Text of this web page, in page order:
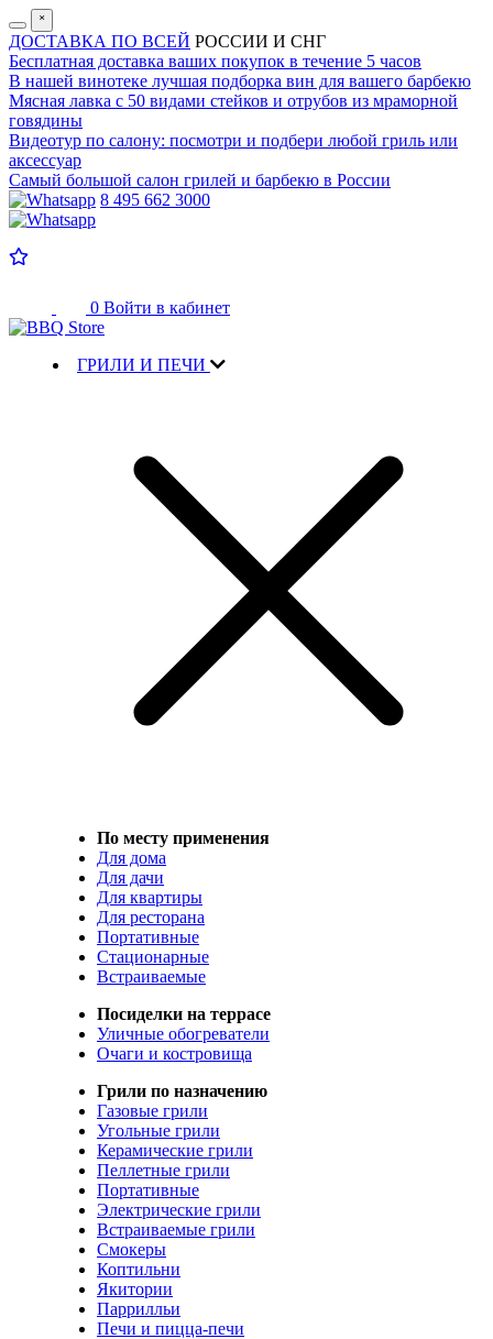
˟
ДОСТАВКА ПО ВСЕЙ РОССИИ И СНГ
Бесплатная доставка ваших покупок в течение 5 часов
В нашей винотеке лучшая подборка вин для вашего барбекю
Мясная лавка с 50 видами стейков и отрубов из мраморной
говядины
Видеотур по салону: посмотри и подбери любой гриль или
аксессуар
Самый большой салон грилей и барбекю в России
8 495 662 3000
0 Войти в кабинет
ГРИЛИ И ПЕЧИ
По месту применения
Для дома
Для дачи
Для квартиры
Для ресторана
Портативные
Стационарные
Встраиваемые
Посиделки на террасе
Уличные обогреватели
Очаги и костровища
Грили по назначению
Газовые грили
Угольные грили
Керамические грили
Пеллетные грили
Портативные
Электрические грили
Встраиваемые грили
Смокеры
Коптильни
Якитории
Паррилльи
Печи и пицца-печи